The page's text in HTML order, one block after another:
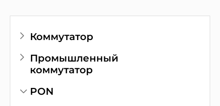
Коммутатор
Промышленный
коммутатор
PON